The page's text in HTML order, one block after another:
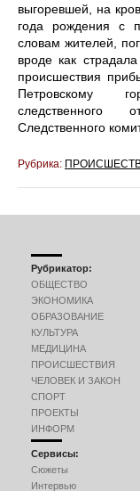
выгоревшей, на
года рождения с
словам жителей,
вроде как
происшествия
Петровскому
следственного
Следственного
Рубрика:
Рубрикатор:
ОБЩЕСТВО
ЭКОНОМИКА
ОБРАЗОВАНИЕ
КУЛЬТУРА
МЕДИЦИНА
ПРОИСШЕСТВИЯ
ЧЕЛОВЕК И ЗАКОН
СПОРТ
ПРОЕКТЫ
ИНФОРМ
Сервисы:
Сюжеты
Интервью